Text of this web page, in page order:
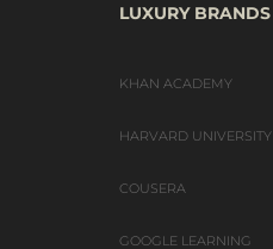
LUXURY BRANDS
KHAN ACADEMY
HARVARD UNIVERSITY
COUSERA
GOOGLE LEARNING